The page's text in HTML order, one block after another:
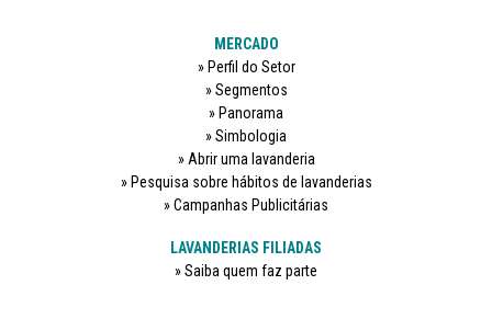
MERCADO
Perfil do Setor
Segmentos
Panorama
Simbologia
Abrir uma lavanderia
Pesquisa sobre hábitos de lavanderias
Campanhas Publicitárias
LAVANDERIAS FILIADAS
Saiba quem faz parte